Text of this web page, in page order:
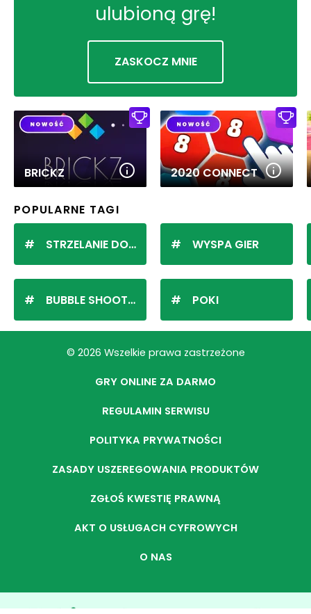
ulubioną grę!
ZASKOCZ MNIE
BRICKZ 2020 CONNECT
POPULARNE TAGI
STRZELANIE DO KULEK
BUBBLE SHOOTER
WYSPA GIER
POKI
© 2026 Wszelkie prawa zastrzeżone
GRY ONLINE ZA DARMO
REGULAMIN SERWISU
POLITYKA PRYWATNOŚCI
ZASADY USZEREGOWANIA PRODUKTÓW
ZGŁOŚ KWESTIĘ PRAWNĄ
AKT O USŁUGACH CYFROWYCH
O NAS